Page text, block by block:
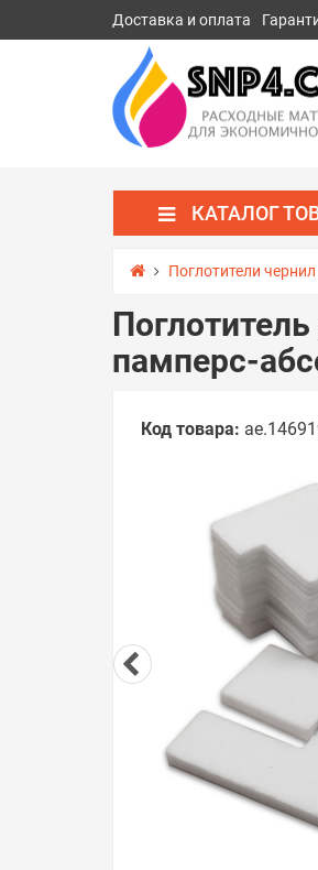
Доставка и оплата
КАТАЛОГ
Поглотители чернил
памперс-
Код товара: